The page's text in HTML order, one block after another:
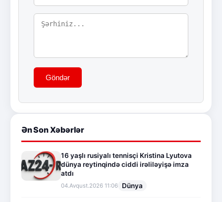
Göndər
Ən Son Xəbərlər
16 yaşlı rusiyalı tennisçi Kristina Lyutova
dünya reytinqində ciddi irəliləyişə imza
atdı
04.Avqust.2026 11:06 Dünya